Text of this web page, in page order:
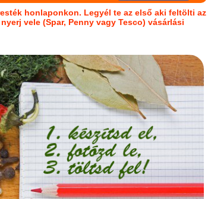
honlaponkon. Legyél te az első aki feltölti az
vele (Spar, Penny vagy Tesco) vásárlási